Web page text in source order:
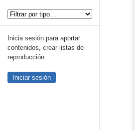
Inicia sesión para aportar
contenidos, crear listas de
reproducción...
Iniciar sesión